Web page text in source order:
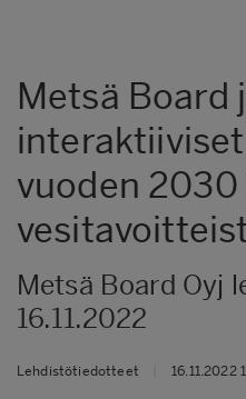
Metsä Board
vuoden
Metsä Board Oyj
16.11.2022
Lehdistötiedotteet 16.11.2022